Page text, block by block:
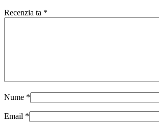
Recenzia ta *
Nume *
Email *